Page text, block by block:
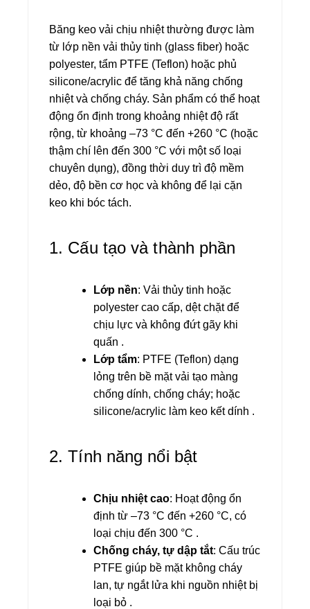
Băng keo vải chịu nhiệt thường được làm
từ lớp nền vải thủy tinh (glass fiber) hoặc
polyester, tẩm PTFE (Teflon) hoặc phủ
silicone/acrylic để tăng khả năng chống
nhiệt và chống cháy. Sản phẩm có thể hoạt
động ổn định trong khoảng nhiệt độ rất
rộng, từ khoảng –73 °C đến +260 °C (hoặc
thậm chí lên đến 300 °C với một số loại
chuyên dụng), đồng thời duy trì độ mềm
dẻo, độ bền cơ học và không để lại cặn
keo khi bóc tách.
1. Cấu tạo và thành phần
Lớp nền: Vải thủy tinh hoặc
polyester cao cấp, dệt chặt để
chịu lực và không đứt gãy khi
quấn .
Lớp tẩm: PTFE (Teflon) dạng
lỏng trên bề mặt vải tạo màng
chống dính, chống cháy; hoặc
silicone/acrylic làm keo kết dính .
2. Tính năng nổi bật
Chịu nhiệt cao: Hoạt động ổn
định từ –73 °C đến +260 °C, có
loại chịu đến 300 °C .
Chống cháy, tự dập tắt: Cấu trúc
PTFE giúp bề mặt không cháy
lan, tự ngắt lửa khi nguồn nhiệt bị
loại bỏ .